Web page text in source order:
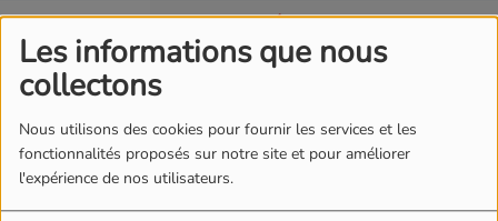
Les informations que nous
collectons
Nous utilisons des cookies pour fournir les services et les
fonctionnalités proposés sur notre site et pour améliorer
l'expérience de nos utilisateurs.
L'ACTUALITÉ DU PAYS DES NESTES
circulation perturbée sur la RD123 Un appel à projets pour protéger la
RSS